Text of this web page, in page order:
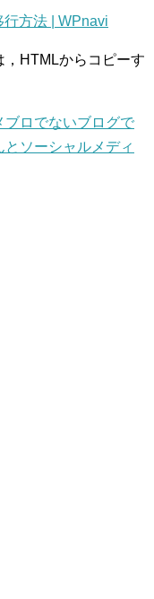
方法 | WPnavi
HTMLからコピーす
ブロでないブログで
ソーシャルメディ